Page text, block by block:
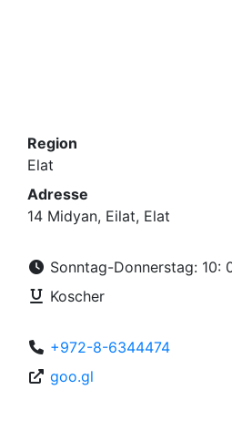
Region
Elat
Adresse
14 Midyan, Eilat, Elat
Sonntag-Donnerstag: 10:
Koscher
+972-8-6344474
goo.gl